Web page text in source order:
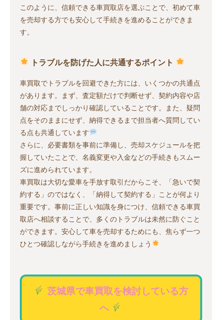
このように、信頼できる車買取店を選ぶことで、初めて車
を売却する方でも安心して手続きを進めることができま
す。
トラブルを防げた人に共通するポイント
車買取でトラブルを回避できた方には、いくつかの共通点
があります。まず、査定額だけで判断せず、契約内容や店
舗の対応までしっかり確認していることです。また、疑問
点をそのままにせず、納得できるまで担当者へ質問してい
る点も共通しています
さらに、必要書類を事前に準備し、売却スケジュールを把
握していたことで、名義変更や入金などの手続きもスムー
ズに進められています。
車買取は大切な愛車を手放す取引だからこそ、「急いで契
約する」のではなく、「納得して契約する」ことが何より
重要です。事前に正しい知識を身につけ、信頼できる車買
取店へ相談することで、多くのトラブルは未然に防ぐこと
ができます。安心して車を売却するためにも、焦らず一つ
ひとつ確認しながら手続きを進めましょう
茨城県で車買取を検討している方
へ